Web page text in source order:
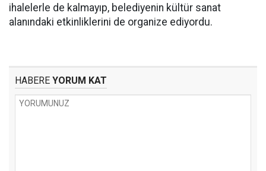
ihalelerle de kalmayıp, belediyenin kültür sanat
alanındaki etkinliklerini de organize ediyordu.
HABERE YORUM KAT